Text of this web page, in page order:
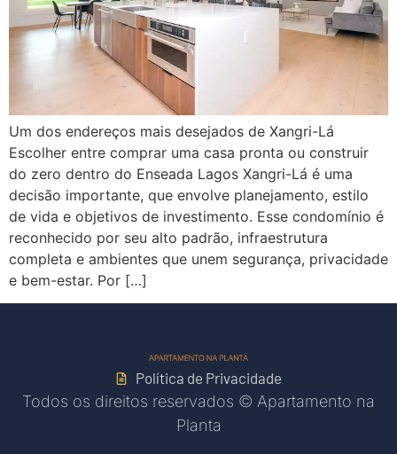
Um dos endereços mais desejados de Xangri-Lá
Escolher entre comprar uma casa pronta ou construir
do zero dentro do Enseada Lagos Xangri-Lá é uma
decisão importante, que envolve planejamento, estilo
de vida e objetivos de investimento. Esse condomínio é
reconhecido por seu alto padrão, infraestrutura
completa e ambientes que unem segurança, privacidade
e bem-estar. Por […]
Política de Privacidade
Todos os direitos reservados © Apartamento na
Planta